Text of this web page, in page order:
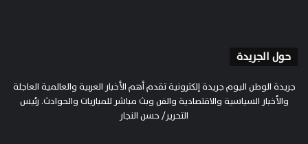
حول الجريدة
جريدة الوطن اليوم جريدة إلكترونية تقدم أهم الأخبار العربية والعالمية العاجلة
والأخبار السياسية والاقتصادية والفن وبث مباشر للمباريات والحوادث. رئيس
التحرير/ حسن النجار